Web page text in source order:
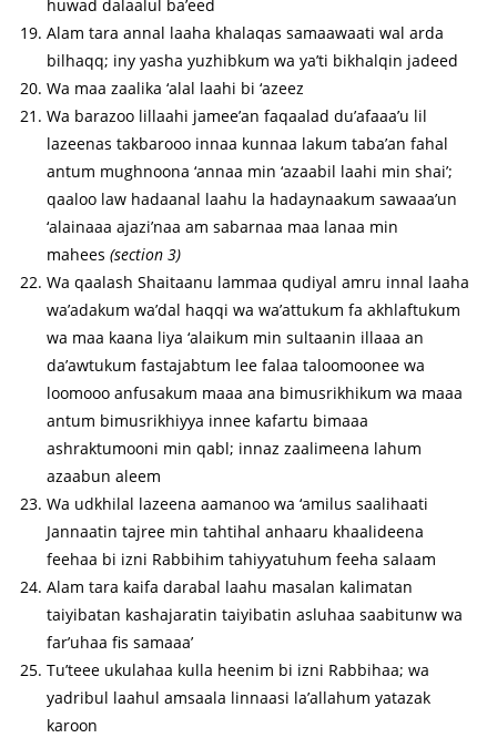
huwad dalaalul ba’eed
Alam tara annal laaha khalaqas samaawaati wal arda
bilhaqq; iny yasha yuzhibkum wa ya’ti bikhalqin jadeed
Wa maa zaalika ‘alal laahi bi ‘azeez
Wa barazoo lillaahi jamee’an faqaalad du’afaaa’u lil
lazeenas takbarooo innaa kunnaa lakum taba’an fahal
antum mughnoona ‘annaa min ‘azaabil laahi min shai’;
qaaloo law hadaanal laahu la hadaynaakum sawaaa’un
‘alainaaa ajazi’naa am sabarnaa maa lanaa min
mahees(section 3)
Wa qaalash Shaitaanu lammaa qudiyal amru innal laaha
wa’adakum wa’dal haqqi wa wa’attukum fa akhlaftukum
wa maa kaana liya ‘alaikum min sultaanin illaaa an
da’awtukum fastajabtum lee falaa taloomoonee wa
loomooo anfusakum maaa ana bimusrikhikum wa maaa
antum bimusrikhiyya innee kafartu bimaaa
ashraktumooni min qabl; innaz zaalimeena lahum
azaabun aleem
Wa udkhilal lazeena aamanoo wa ‘amilus saalihaati
Jannaatin tajree min tahtihal anhaaru khaalideena
feehaa bi izni Rabbihim tahiyyatuhum feeha salaam
Alam tara kaifa darabal laahu masalan kalimatan
taiyibatan kashajaratin taiyibatin asluhaa saabitunw wa
far’uhaa fis samaaa’
Tu’teee ukulahaa kulla heenim bi izni Rabbihaa; wa
yadribul laahul amsaala linnaasi la’allahum yatazak
karoon